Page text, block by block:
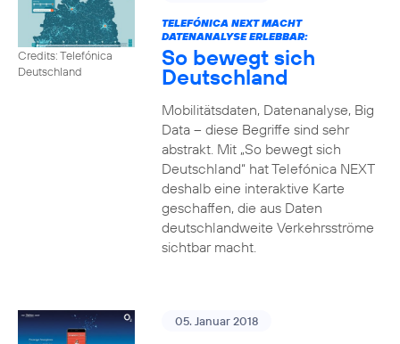
Credits: Telefónica
Deutschland
TELEFÓNICA NEXT MACHT
DATENANALYSE ERLEBBAR:
So bewegt sich
Deutschland
Mobilitätsdaten, Datenanalyse, Big
Data – diese Begriffe sind sehr
abstrakt. Mit „So bewegt sich
Deutschland“ hat Telefónica NEXT
deshalb eine interaktive Karte
geschaffen, die aus Daten
deutschlandweite Verkehrsströme
sichtbar macht.
05. Januar 2018